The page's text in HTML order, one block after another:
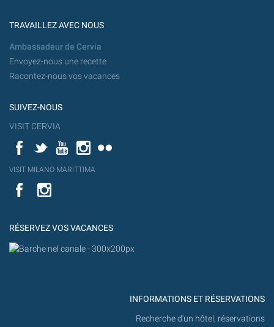
TRAVAILLEZ AVEC NOUS
Ambassadeur de Cervia
Envoyez-nous une recette
Racontez-nous vos vacances
SUIVEZ-NOUS
VISIT CERVIA
FacebookTwitterYouTubeInstagram
YouT
VISIT MILANO MARITTIMA
Flick
VISIT
MILANO
YouTube
RÉSERVEZ VOS VACANCES
INFORMATIONS ET RÉSERVATIONS
Recherche d'un hôtel, réservations